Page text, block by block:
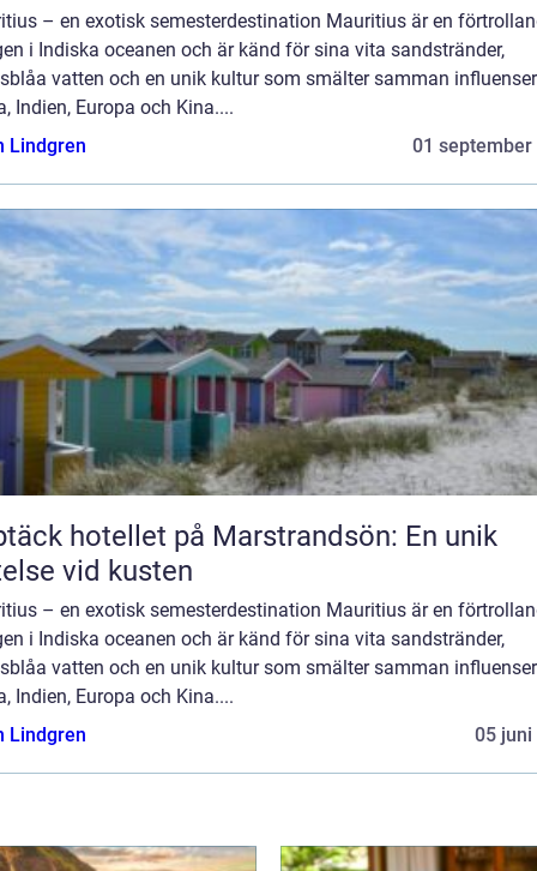
– en exotisk semesterdestination Mauritius är en
i Indiska oceanen och är känd för sina vita sandstränder,
vatten och en unik kultur som smälter samman
Indien, Europa och Kina....
Lindgren
01 september
hotellet på Marstrandsön: En unik
vid kusten
– en exotisk semesterdestination Mauritius är en
i Indiska oceanen och är känd för sina vita sandstränder,
vatten och en unik kultur som smälter samman
Indien, Europa och Kina....
Lindgren
05 juni